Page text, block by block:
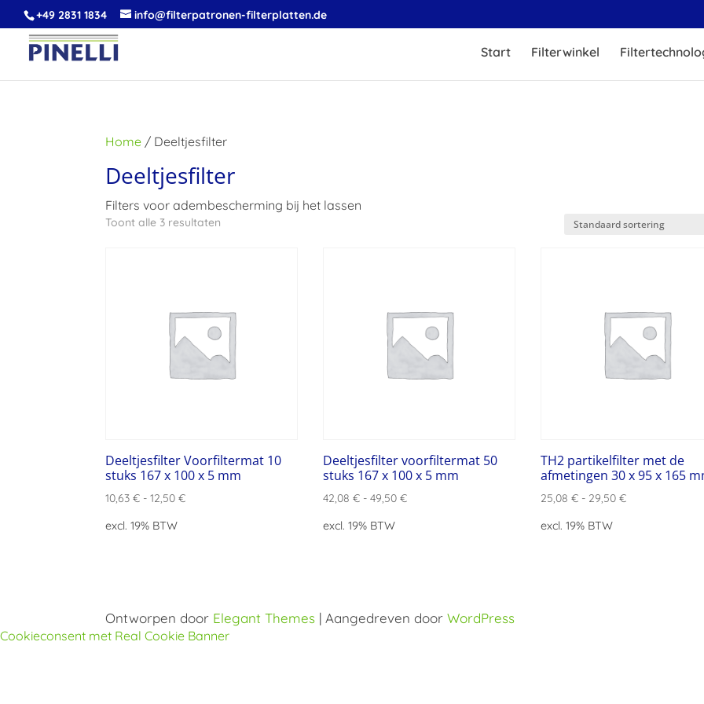
+49 2831 1834 info@filterpatronen-filterplatten.de
Start Filterwinkel
Home / Deeltjesfilter
Deeltjesfilter
Filters voor adembescherming bij het lassen
Toont alle 3 resultaten
Deeltjesfilter Voorfiltermat 10
stuks 167 x 100 x 5 mm
10,63€ -12,50€
excl. 19% BTW
Deeltjesfilter voorfiltermat 50
stuks 167 x 100 x 5 mm
42,08€ -49,50€
excl. 19% BTW
TH2 partikelfilter met de
afmetingen 30 x 95 x 165
25,08€ - 29,50€
excl. 19% BTW
Ontworpen door Elegant Themes | Aangedreven doorWordPress
Cookieconsent met Real Cookie Banner